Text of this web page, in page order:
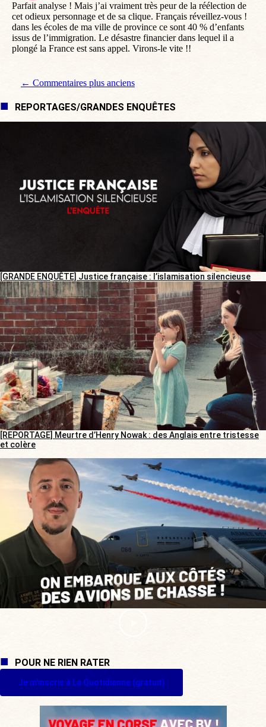
Parfait analyse ! Mais j’ai vraiment très peur de la réélection de
cet odieux personnage et de sa clique. Français réveillez-vous !
dans les écoles de ma ville de province ce sont 40 % d’enfants
issus de l’immigration. Le désastre financier dans lequel il a
plongé la France est sans appel. Virons-le vite !!
Navigation de commentaire
← Commentaires plus anciens
REPORTAGES/GRANDES ENQUÊTES
[GRANDE ENQUÊTE] Justice française : l’islamisation silencieuse
[REPORTAGE] Meurtre d’Henry Nowak : des Anglais entre tristesse
et colère
POUR NE RIEN RATER
Je m'inscris à La Quotidienne (gratuit)